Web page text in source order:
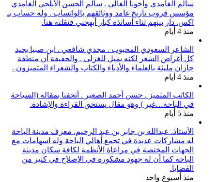
سالم الغامدي وأخونا الغالي . سالم الحسن الأبلجي الغامدي
مؤسس قروب تاريخ غامد ووثائقهم بالواتساب . وله حساب بـ
اكس. دار بينهم ثناء أساتذة كبار أبهجني فنقلته هنا.
منذ 4 أيام
الشاعر السعودي المحبوب . مجدي شافعي . ابن صبيا يجيد
كل أغراض الشعر لكنه يميل للغزلي . والحقيقة أن منطقة
جازان مليئة بالعلماء والأدباء والكتاب والشعراء المتميزون .
منذ 4 أيام
الكاتب المتميز . حسن أحمد الصغير . أتحفنا بمقاله (السياحة
في الباحة…غير ) وهو مقال يستحق القراءة والإشادة.
منذ 5 أيام
الأستاذ. عبدالله بن جابر بن عبد الرحيم. معرف مدينة الباحة
له مشاركات عديدة في تجمع أهالي الباحة وله اسهامات مع
الجهات المختصة في مراعاة الأنظمة لكافة سكان مدينة
الباحة كما أن له جهود مشكورة في الإصلاح في كثير من
القضايا.
منذ أسبوع واحد